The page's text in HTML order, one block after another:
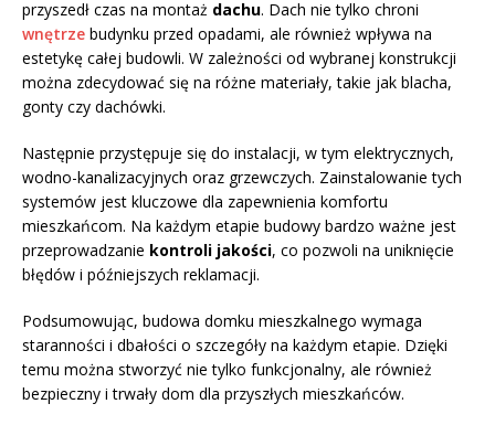
przyszedł czas na montaż dachu. Dach nie tylko chroni
wnętrze budynku przed opadami, ale również wpływa na
estetykę całej budowli. W zależności od wybranej konstrukcji
można zdecydować się na różne materiały, takie jak blacha,
gonty czy dachówki.
Następnie przystępuje się do instalacji, w tym elektrycznych,
wodno-kanalizacyjnych oraz grzewczych. Zainstalowanie tych
systemów jest kluczowe dla zapewnienia komfortu
mieszkańcom. Na każdym etapie budowy bardzo ważne jest
przeprowadzanie kontroli jakości, co pozwoli na uniknięcie
błędów i późniejszych reklamacji.
Podsumowując, budowa domku mieszkalnego wymaga
staranności i dbałości o szczegóły na każdym etapie. Dzięki
temu można stworzyć nie tylko funkcjonalny, ale również
bezpieczny i trwały dom dla przyszłych mieszkańców.